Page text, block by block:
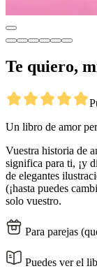
Te quiero,
Un libro de amor
Vuestra historia de
significa para ti, ¡y
de elegantes
(¡hasta puedes
solo vuestro.
Para parejas
Puedes ver el